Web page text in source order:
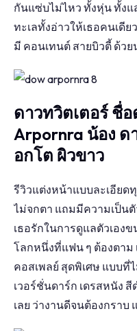
กันแซ่บไม่ไหว ทั้งหุ่น ทั้ง
ทะเลทั้งอ่าวให้เธอคนเดีย
มี คอนเทนต์ สายบิวตี้ ด้วย
ดาวทวิตเตอร์ ชื่
Arpornra น้อง ด
อกโต ผิวขาว
รีวิวแต่งหน้าแบบละเอียด
ไม่จกตา แถมมีความเป็นตั
เธอรักในการดูแลตัวเอง
โลกหนึ่งที่แฟน ๆ ต้องตาม
คอสเพลย์ สุดพิเศษ แบบที่
เวอร์ชั่นดาร์ก เดรสหนัง
เลย ว่างานดีจนต้องกราบ